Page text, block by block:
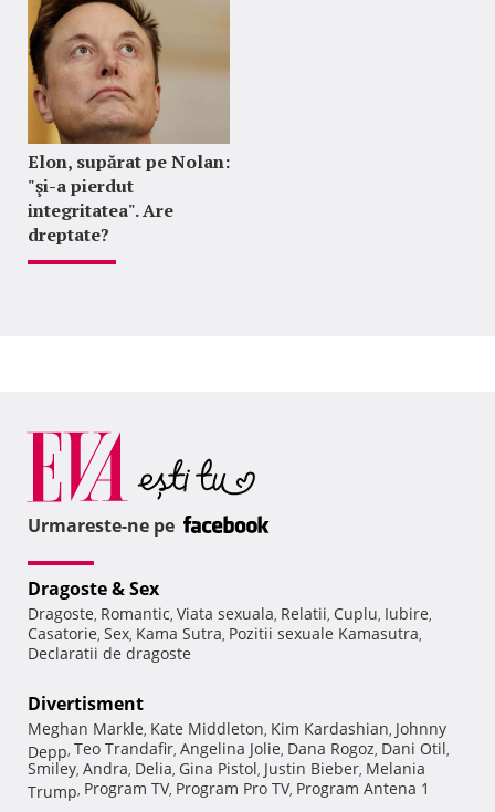
Elon, supărat pe Nolan:
"şi-a pierdut
integritatea". Are
dreptate?
Urmareste-ne pe
Dragoste & Sex
Dragoste, Romantic, Viata sexuala, Relatii, Cuplu, Iubire,
Casatorie, Sex, Kama Sutra, Pozitii sexuale Kamasutra,
Declaratii de dragoste
Divertisment
Meghan Markle, Kate Middleton, Kim Kardashian, Johnny
Depp, Teo Trandafir, Angelina Jolie, Dana Rogoz, Dani Otil,
Smiley, Andra, Delia, Gina Pistol, Justin Bieber, Melania
Trump, Program TV, Program Pro TV, Program Antena 1